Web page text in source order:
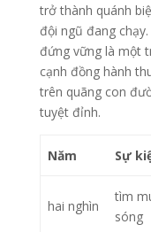
trở thành quánh
đội ngũ đang
đứng vững là một
cạnh đồng hành
trên quãng con
tuyệt đỉnh.
Năm Sự
hai nghìn
tìm
sóng